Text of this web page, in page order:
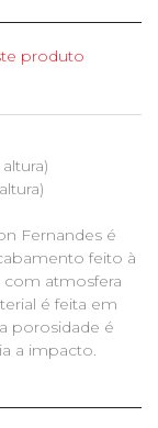
produto
Fernandes é
feito à
com atmosfera
é feita em
porosidade é
a impacto.